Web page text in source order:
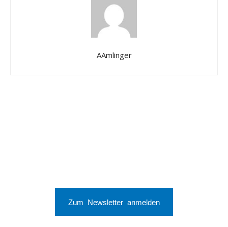
AAmlinger
Zum Newsletter anmelden